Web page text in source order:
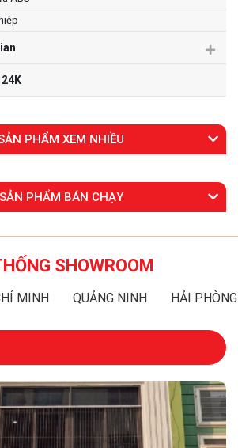
PHẨM XEM NHIỀU
SẢN PHẨM BÁN CHẠY
SHOWROOM
MINH QUẢNG NINH HẢI PHÒNG